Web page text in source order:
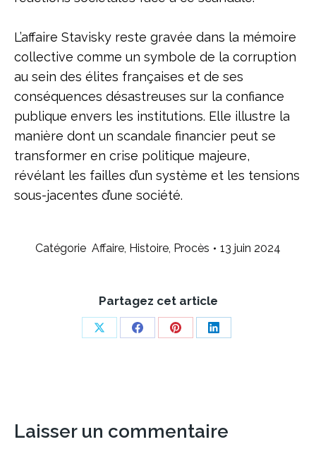
L’affaire Stavisky reste gravée dans la mémoire
collective comme un symbole de la corruption
au sein des élites françaises et de ses
conséquences désastreuses sur la confiance
publique envers les institutions. Elle illustre la
manière dont un scandale financier peut se
transformer en crise politique majeure,
révélant les failles d’un système et les tensions
sous-jacentes d’une société.
Catégorie Affaire, Histoire, Procès 13 juin 2024
Partagez cet article
Share
Share
Share
Share
Laisser un commentaire